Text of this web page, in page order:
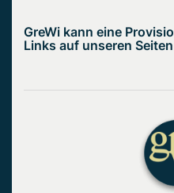
GreWi kann eine
Links auf unseren